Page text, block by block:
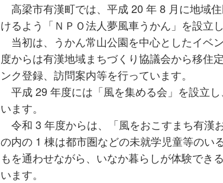
高梁市有漢町では、平成 20 年 8 月に地域
けるよう「ＮＰＯ法人夢風車うかん」を設立し
当初は、うかん常山公園を中心としたイベ
度からは有漢地域まちづくり協議会から移住
ンク登録、訪問案内等を行っています。
平成 29 年度には「風を集める会」を設立
います。
令和 3 年度からは、「風をおこすまち有漢
の内の 1 棟は都市圏などの未就学児童等のい
もを通わせながら、いなか暮らしが体験でき
います。